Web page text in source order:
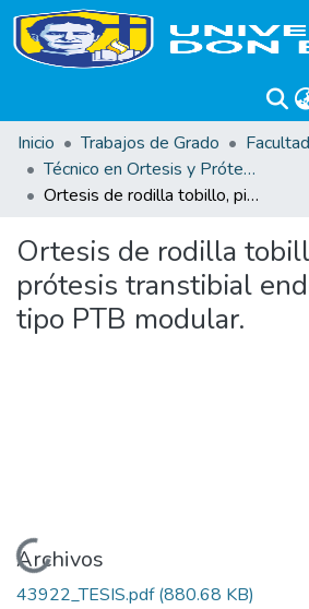
Inicio
Trabajos de Grado
Técnico en Ortesis y Prótesis
Ortesis de rodilla tobillo, pie y prótesis transtibial endoesquelética tipo PTB modular.
Ortesis de rodilla
prótesis transtibial
tipo PTB modular.
Cargando...
Archivos
43922_TESIS.pdf(880.68 KB)